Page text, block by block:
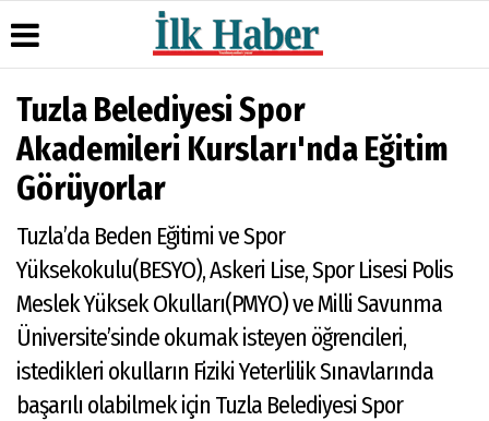
Üye Paneli
Haber
Arşivi
Gazete
Arşivi
Günün
Haberleri
Hava
Durumu
Anketler
Biyografiler
Köşe
Yazarları
Foto
Künye
İletişim
İlkeleri
Tuzla Belediyesi Spor
Akademileri Kursları'nda Eğitim
Görüyorlar
Tuzla’da Beden Eğitimi ve Spor
Yüksekokulu(BESYO), Askeri Lise, Spor Lisesi Polis
Meslek Yüksek Okulları(PMYO) ve Milli Savunma
Üniversite’sinde okumak isteyen öğrencileri,
istedikleri okulların Fiziki Yeterlilik Sınavlarında
başarılı olabilmek için Tuzla Belediyesi Spor